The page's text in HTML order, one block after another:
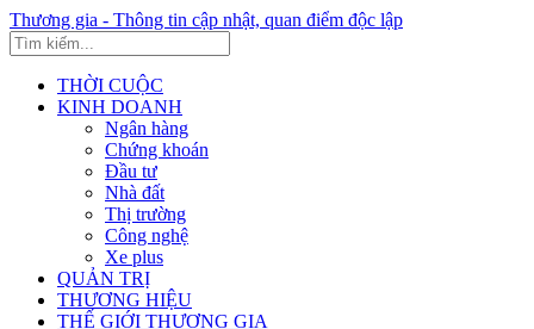
Thương gia - Thông tin cập nhật, quan điểm độc lập
THỜI CUỘC
KINH DOANH
Ngân hàng
Chứng khoán
Đầu tư
Nhà đất
Thị trường
Công nghệ
Xe plus
QUẢN TRỊ
THƯƠNG HIỆU
THẾ GIỚI THƯƠNG GIA